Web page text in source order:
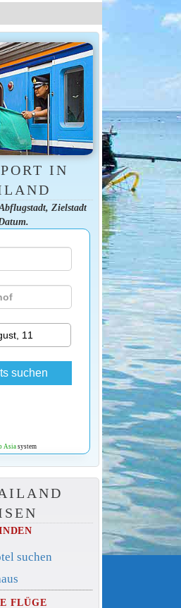
IN
Zielstadt
11
suchen
Asiasystem
suchen
FLÜGE